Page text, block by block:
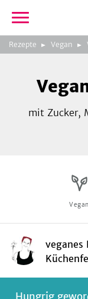
Rezepte Vegan
mit Zucker,
Vegan
veganes